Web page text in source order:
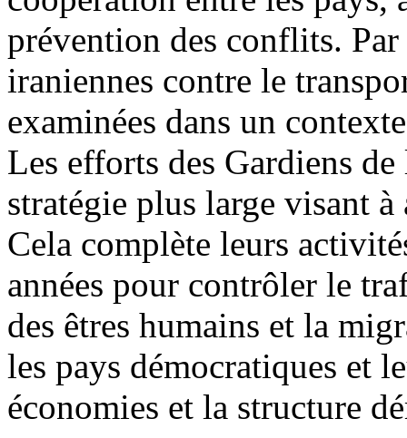
prévention des conflits. Par
iraniennes contre le
examinées dans un
Les efforts des Gardiens
stratégie plus large visant
Cela complète leurs
années pour contrôler le
des êtres humains et la
les pays démocratiques et
économies et la structure